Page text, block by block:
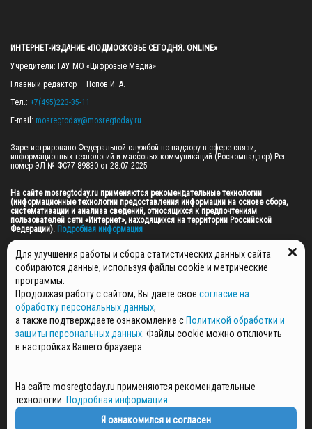
ИНТЕРНЕТ-ИЗДАНИЕ «ПОДМОСКОВЬЕ СЕГОДНЯ. ONLINE»
Учредители: ГАУ МО «Цифровые Медиа»
Главный редактор — Попов И. А.
Тел.: +7(495)223-35-11
E-mail: mosregtoday@mosregtoday.ru
Зарегистрировано Федеральной службой по надзору в сфере связи,
информационных технологий и массовых коммуникаций (Роскомнадзор) Рег.
номер ЭЛ № ФС77-89830 от 28.07.2025
На сайте mosregtoday.ru применяются рекомендательные технологии
(информационные технологии предоставления информации на основе сбора,
систематизации и анализа сведений, относящихся к предпочтениям
пользователей сети «Интернет», находящихся на территории Российской
Федерации). Подробная информация
© 2026 ПРАВА НА ВСЕ МАТЕРИАЛЫ САЙТА ПРИНАДЛЕЖАТ ГАУ МО "ЦИФРОВЫЕ
МЕДИА" (ОГРН: 1255000059467).
ПОЛИТИКА ОБРАБОТКИ И ЗАЩИТЫ ПЕРСОНАЛЬНЫХ ДАННЫХ
НОВОСТИ
ГАЗЕТЫ
РЕКЛАМОДАТЕЛЯМ
СПЕЦПРОЕКТЫ
СТАТЬИ
ПОЛИТИКА КОНФИДЕНЦИАЛЬНОСТИ
Для улучшения работы и сбора статистических данных сайта
собираются данные, используя файлы cookie и метрические
программы.
Продолжая работу с сайтом, Вы даете свое согласие на
обработку персональных данных,
а также подтверждаете ознакомление с Политикой обработки и
защиты персональных данных . Файлы cookie можно отключить
в настройках Вашего браузера.
На сайте mosregtoday.ru применяются рекомендательные
технологии. Подробная информация
Я ознакомился и согласен